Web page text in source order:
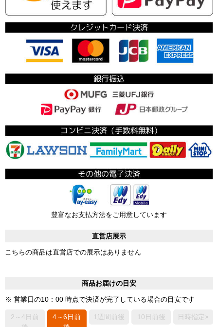
豊富なお支払方法をご用意しています
直営店展示
こちらの商品は直営店での展示はありません
商品お届けの目安
※ 営業日の10：00 時点で決済が完了している場合の目安です
2～4日前
4～6日前
1週間前後 10日前後 日時指定×